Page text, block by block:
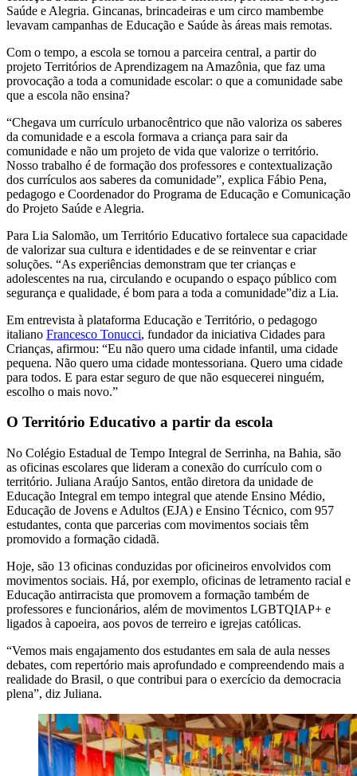
Saúde e Alegria. Gincanas, brincadeiras e um circo mambembe
levavam campanhas de Educação e Saúde às áreas mais remotas.
Com o tempo, a escola se tornou a parceira central, a partir do
projeto Territórios de Aprendizagem na Amazônia, que faz uma
provocação a toda a comunidade escolar: o que a comunidade sabe
que a escola não ensina?
“Chegava um currículo urbanocêntrico que não valoriza os saberes
da comunidade e a escola formava a criança para sair da
comunidade e não um projeto de vida que valorize o território.
Nosso trabalho é de formação dos professores e contextualização
dos currículos aos saberes da comunidade”, explica Fábio Pena,
pedagogo e Coordenador do Programa de Educação e Comunicação
do Projeto Saúde e Alegria.
Para Lia Salomão, um Território Educativo fortalece sua capacidade
de valorizar sua cultura e identidades e de se reinventar e criar
soluções. “As experiências demonstram que ter crianças e
adolescentes na rua, circulando e ocupando o espaço público com
segurança e qualidade, é bom para a toda a comunidade”diz a Lia.
Em entrevista à plataforma Educação e Território, o pedagogo
italiano Francesco Tonucci, fundador da iniciativa Cidades para
Crianças, afirmou: “Eu não quero uma cidade infantil, uma cidade
pequena. Não quero uma cidade montessoriana. Quero uma cidade
para todos. E para estar seguro de que não esquecerei ninguém,
escolho o mais novo.”
O Território Educativo a partir da escola
No Colégio Estadual de Tempo Integral de Serrinha, na Bahia, são
as oficinas escolares que lideram a conexão do currículo com o
território. Juliana Araújo Santos, então diretora da unidade de
Educação Integral em tempo integral que atende Ensino Médio,
Educação de Jovens e Adultos (EJA) e Ensino Técnico, com 957
estudantes, conta que parcerias com movimentos sociais têm
promovido a formação cidadã.
Hoje, são 13 oficinas conduzidas por oficineiros envolvidos com
movimentos sociais. Há, por exemplo, oficinas de letramento racial e
Educação antirracista que promovem a formação também de
professores e funcionários, além de movimentos LGBTQIAP+ e
ligados à capoeira, aos povos de terreiro e igrejas católicas.
“Vemos mais engajamento dos estudantes em sala de aula nesses
debates, com repertório mais aprofundado e compreendendo mais a
realidade do Brasil, o que contribui para o exercício da democracia
plena”, diz Juliana.